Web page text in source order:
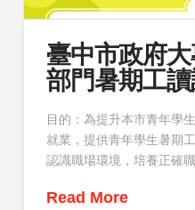
臺中市政府
部門暑期工
目的：為提升本市青年學
就業，提供青年學生暑期
認識職場環境，培養正確
Read More